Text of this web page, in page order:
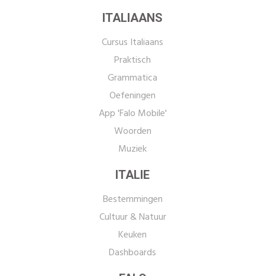
ITALIAANS
Cursus Italiaans
Praktisch
Grammatica
Oefeningen
App 'Falo Mobile'
Woorden
Muziek
ITALIE
Bestemmingen
Cultuur & Natuur
Keuken
Dashboards